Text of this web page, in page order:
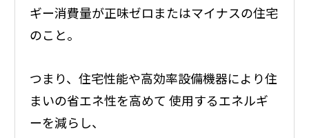
ギー消費量が正味ゼロまたはマイナスの住宅
のこと。
つまり、住宅性能や高効率設備機器により住
まいの省エネ性を高めて 使用するエネルギ
ーを減らし、